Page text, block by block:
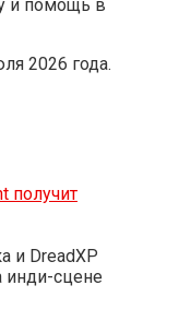
и помощь в
2026 года.
получит
и DreadXP
инди-сцене